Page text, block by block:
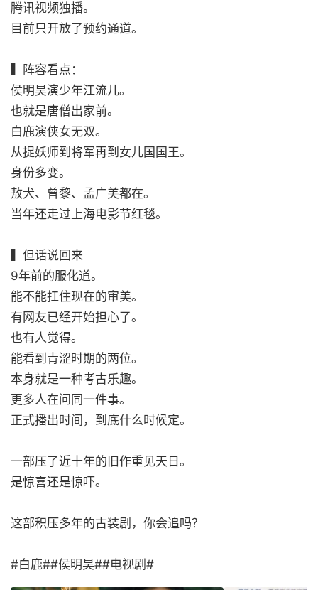
腾讯视频独播。
目前只开放了预约通道。
▍阵容看点：
侯明昊演少年江流儿。
也就是唐僧出家前。
白鹿演侠女无双。
从捉妖师到将军再到女儿国国王。
身份多变。
敖犬、曾黎、孟广美都在。
当年还走过上海电影节红毯。
▍但话说回来
9年前的服化道。
能不能扛住现在的审美。
有网友已经开始担心了。
也有人觉得。
能看到青涩时期的两位。
本身就是一种考古乐趣。
更多人在问同一件事。
正式播出时间，到底什么时候定。
一部压了近十年的旧作重见天日。
是惊喜还是惊吓。
这部积压多年的古装剧，你会追吗？
#白鹿##侯明昊##电视剧#